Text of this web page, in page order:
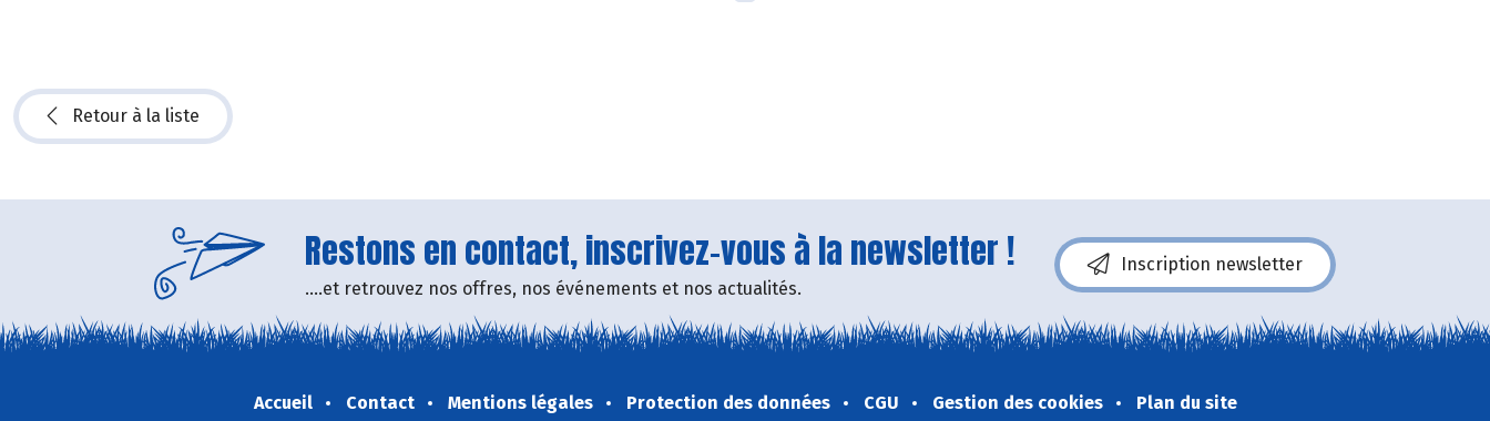
Retour à la liste
Restons en contact, inscrivez-vous à la newsletter !
....et retrouvez nos offres, nos événements et nos actualités.
Inscription newsletter
Accueil Contact Mentions légales Protection des données CGU Gestion des cookies Plan du site